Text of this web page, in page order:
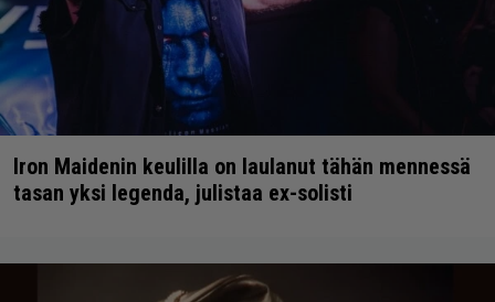
Iron Maidenin keulilla on laulanut tähän mennessä
tasan yksi legenda, julistaa ex-solisti